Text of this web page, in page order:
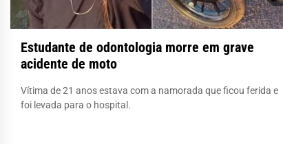
Estudante de odontologia morre em grave
acidente de moto
Vítima de 21 anos estava com a namorada que ficou ferida e
foi levada para o hospital.